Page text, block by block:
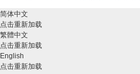
简体中文
点击重新加载
繁體中文
点击重新加载
English
点击重新加载